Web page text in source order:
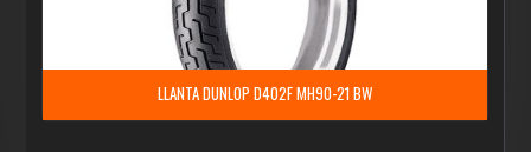
LLANTA DUNLOP D402F MH90-21 BW